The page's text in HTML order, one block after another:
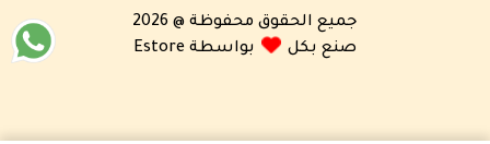
جميع الحقوق محفوظة @ 2026
صنع بكل
بواسطة Estore